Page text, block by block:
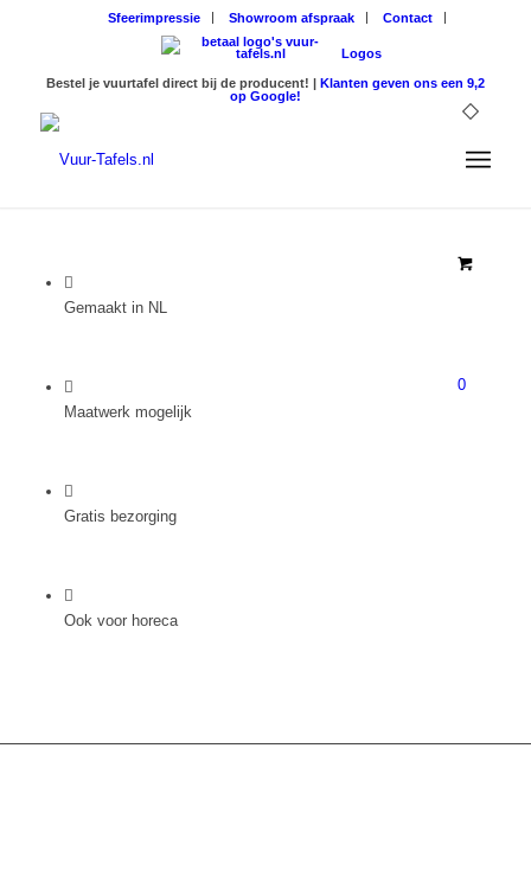
Sfeerimpressie Showroom afspraak Contact
Logos
Bestel je vuurtafel direct bij de producent! | Klanten geven ons een 9,2
op Google!
0
Gemaakt in NL
Maatwerk mogelijk
Gratis bezorging
Ook voor horeca